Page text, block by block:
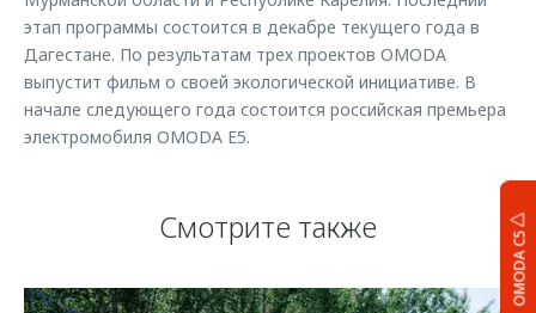
OMODA C5
этап программы состоится в декабре текущего года в
Дагестане. По результатам трех проектов OMODA
выпустит фильм о своей экологической инициативе. В
начале следующего года состоится российская премьера
электромобиля OMODA E5.
Смотрите также